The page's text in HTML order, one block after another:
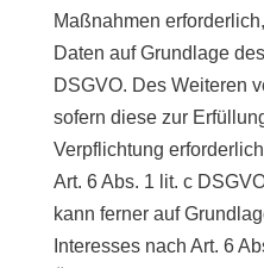
Maßnahmen
Daten auf Grundlage
DSGVO. Des Weiteren
sofern diese zur
Verpflichtung
Art. 6 Abs. 1 lit. c
kann ferner auf
Interesses nach Art. 6